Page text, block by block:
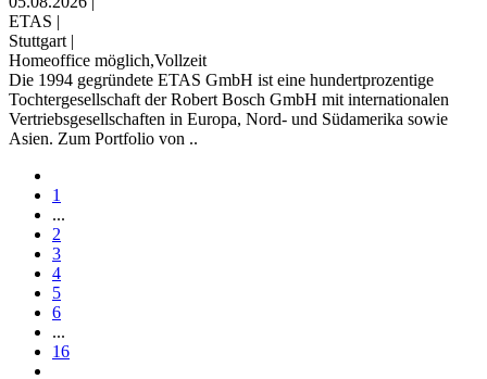
ETAS |
Stuttgart |
Homeoffice möglich,Vollzeit
Die 1994 gegründete ETAS GmbH ist eine hundertprozentige
Tochtergesellschaft der Robert Bosch GmbH mit internationalen
Vertriebsgesellschaften in Europa, Nord- und Südamerika sowie
Asien. Zum Portfolio von ..
1
...
2
3
4
5
6
...
16